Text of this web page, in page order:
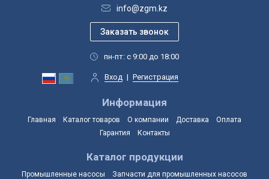
info@zgm.kz
пн-пт: с 9:00 до 18:00
Вход | Регистрация
Информация
Главная Каталог товаров О компании Доставка
Оплата
Гарантия
Контакты
Каталог продукции
Промышленные насосы
Запчасти для промышленных насосов